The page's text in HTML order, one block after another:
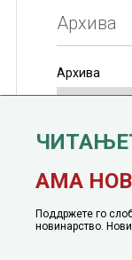
Архива
Архива
јануари, 1991
АМА
Поддржете го
новинарство.